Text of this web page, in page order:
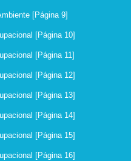
[Página 9]
[Página 10]
[Página 11]
[Página 12]
[Página 13]
[Página 14]
[Página 15]
[Página 16]